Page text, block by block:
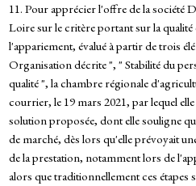
11. Pour apprécier l'offre de la société
Loire sur le critère portant sur la
l'appariement, évalué à partir de trois
Organisation décrite ", " Stabilité du
qualité ", la chambre régionale
courrier, le 19 mars 2021, par lequel
solution proposée, dont elle souligne
de marché, dès lors qu'elle prévoyait
de la prestation, notamment lors de
alors que traditionnellement ces étapes